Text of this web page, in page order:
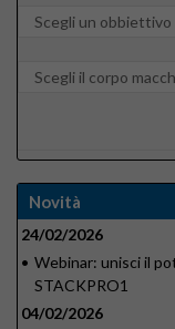
Novità
24/02/2026
• Webinar: unisci il
STACKPRO1
04/02/2026